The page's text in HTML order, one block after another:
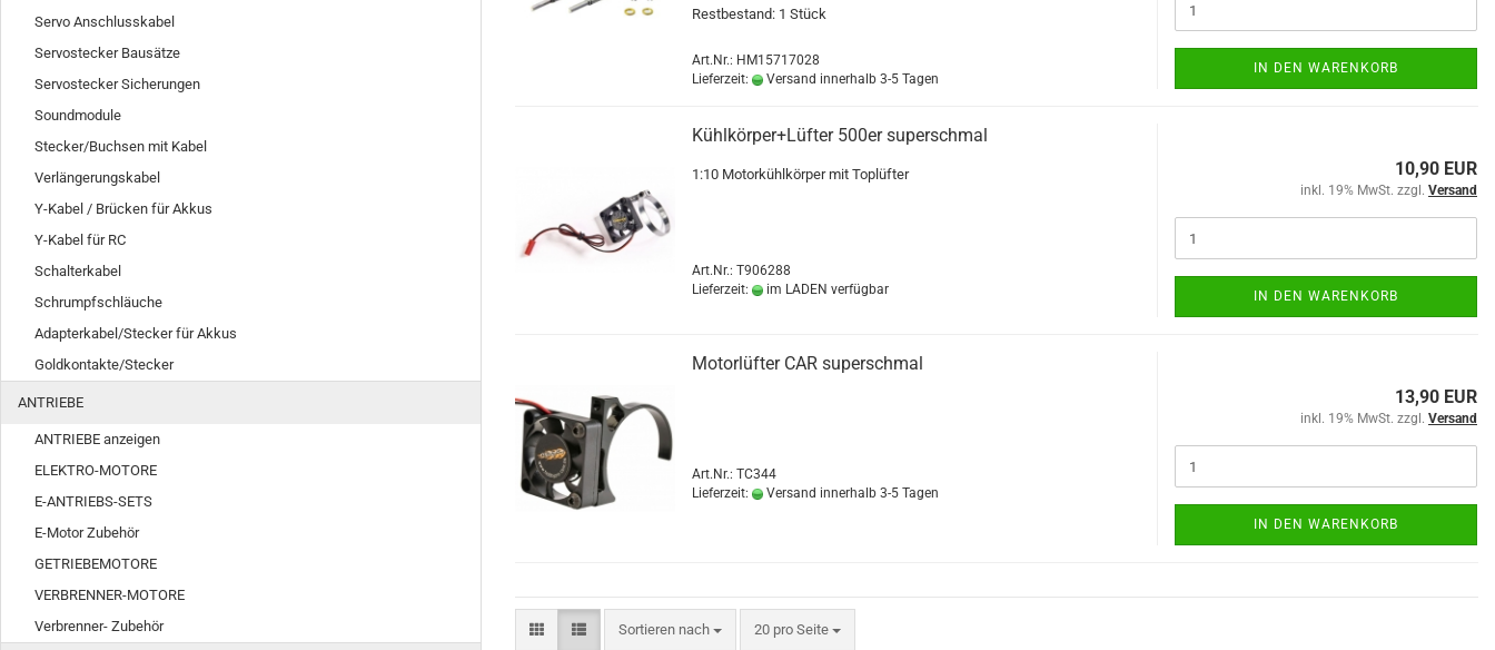
Restbestand: 1 Stück
Art.Nr.: HM15717028
Lieferzeit:
Versand innerhalb 3-5 Tagen
IN DEN WARENKORB
Kühlkörper+Lüfter 500er superschmal
1:10 Motorkühlkörper mit Toplüfter
Art.Nr.: T906288
Lieferzeit:
im LADEN verfügbar
10,90 EUR
inkl. 19% MwSt. zzgl. Versand
IN DEN WARENKORB
Motorlüfter CAR superschmal
Art.Nr.: TC344
Lieferzeit:
Versand innerhalb 3-5 Tagen
13,90 EUR
inkl. 19% MwSt. zzgl. Versand
IN DEN WARENKORB
Sortieren nach
Sortieren nach 20 pro Seite
pro Seite
Servo Anschlusskabel
Servostecker Bausätze
Servostecker Sicherungen
Soundmodule
Stecker/Buchsen mit Kabel
Verlängerungskabel
Y-Kabel / Brücken für Akkus
Y-Kabel für RC
Schalterkabel
Schrumpfschläuche
Adapterkabel/Stecker für Akkus
Goldkontakte/Stecker
ANTRIEBE
ANTRIEBE anzeigen
ELEKTRO-MOTORE
E-ANTRIEBS-SETS
E-Motor Zubehör
GETRIEBEMOTORE
VERBRENNER-MOTORE
Verbrenner- Zubehör